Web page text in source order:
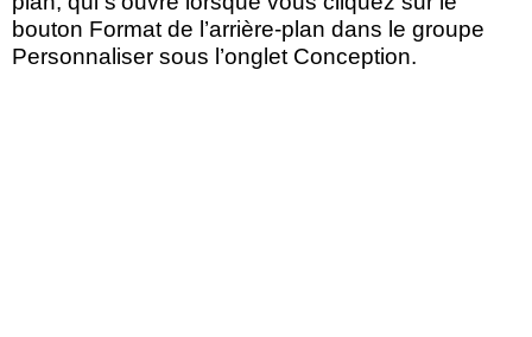
bouton Format de l’arrière-plan dans le groupe
Personnaliser sous l’onglet Conception.